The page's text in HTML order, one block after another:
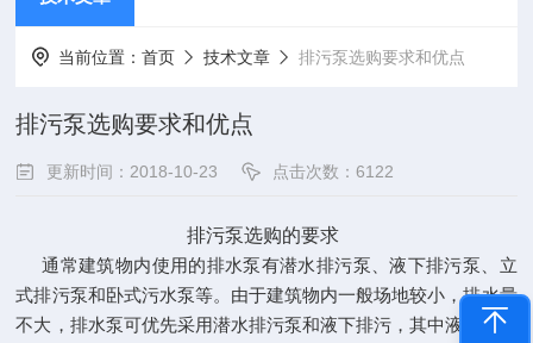
当前位置：首页 技术文章 排污泵选购要求和优点
排污泵选购要求和优点
更新时间：2018-10-23 点击次数：6122
排污泵选购的要求
通常建筑物内使用的排水泵有潜水排污泵、液下排污泵、立
式排污泵和卧式污水泵等。由于建筑物内一般场地较小，排水量
不大，排水泵可优先采用潜水排污泵和液下排污，其中液下排污